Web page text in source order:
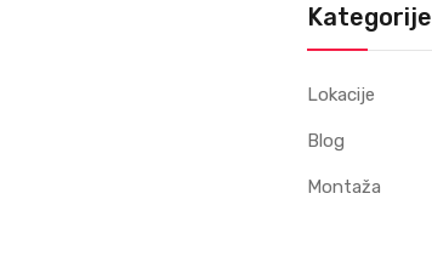
Kategorije
Lokacije
Blog
Montaža